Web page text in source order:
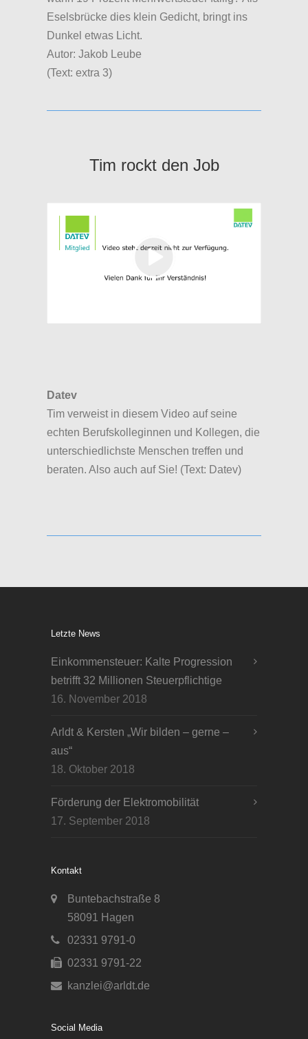
Eselsbrücke dies klein Gedicht, bringt ins
Dunkel etwas Licht.
Autor: Jakob Leube
(Text: extra 3)
Tim rockt den Job
Datev
Tim verweist in diesem Video auf seine
echten Berufskolleginnen und Kollegen, die
unterschiedlichste Menschen treffen und
beraten. Also auch auf Sie! (Text: Datev)
Letzte News
Einkommensteuer: Kalte Progression
betrifft 32 Millionen Steuerpflichtige
16. November 2018
Arldt & Kersten „Wir bilden – gerne –
aus“
18. Oktober 2018
Förderung der Elektromobilität
17. September 2018
Kontakt
Buntebachstraße 8
58091 Hagen
02331 9791-0
02331 9791-22
kanzlei@arldt.de
Social Media